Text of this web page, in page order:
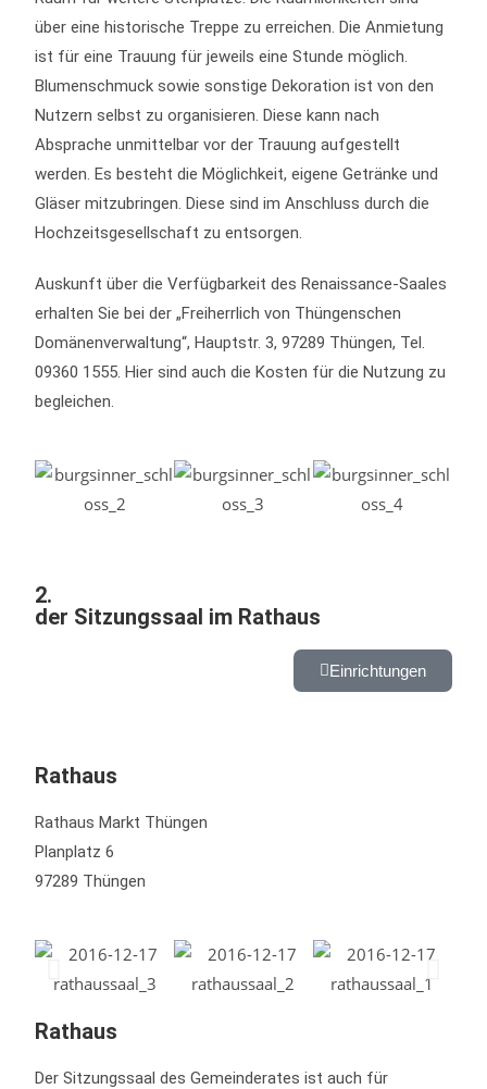
über eine historische Treppe zu erreichen. Die Anmietung
ist für eine Trauung für jeweils eine Stunde möglich.
Blumenschmuck sowie sonstige Dekoration ist von den
Nutzern selbst zu organisieren. Diese kann nach
Absprache unmittelbar vor der Trauung aufgestellt
werden. Es besteht die Möglichkeit, eigene Getränke und
Gläser mitzubringen. Diese sind im Anschluss durch die
Hochzeitsgesellschaft zu entsorgen.
Auskunft über die Verfügbarkeit des Renaissance-Saales
erhalten Sie bei der „Freiherrlich von Thüngenschen
Domänenverwaltung“, Hauptstr. 3, 97289 Thüngen, Tel.
09360 1555. Hier sind auch die Kosten für die Nutzung zu
begleichen.
2.
der Sitzungssaal im Rathaus
Einrichtungen
Rathaus
Rathaus Markt Thüngen
Planplatz 6
97289 Thüngen
Rathaus
Der Sitzungssaal des Gemeinderates ist auch für